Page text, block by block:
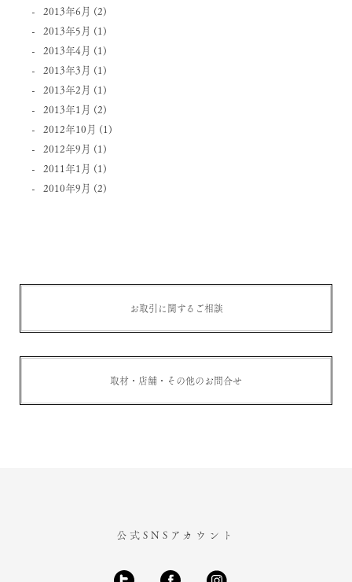
2013年6月 (2)
2013年5月 (1)
2013年4月 (1)
2013年3月 (1)
2013年2月 (1)
2013年1月 (2)
2012年10月 (1)
2012年9月 (1)
2011年1月 (1)
2010年9月 (2)
お取引に関するご相談
取材・店舗・その他のお問合せ
公式SNSアカウント